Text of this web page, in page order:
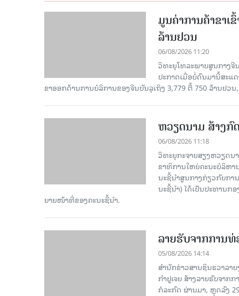
ມູນຄ່າການຄ້າຂາເ
ລ້ານຢວນ
06/08/2026 11:20
ວິທະຍຸໂທລະພາບສູນກາງຈີ
ປະກາດເມື່ອບໍ່ດົນມານີ້ສະແ
ຂາອອກດ້ານການບໍລິການຂອງຈີນບັນລຸເຖິງ 3,779 ຕື້ 750 ລ້ານຢວ
ຫວຽດນາມ ສ້າງກົ
06/08/2026 11:18
ວິທະຍຸກະຈາຍສຽງຫວຽດນ
ຂາ​ທິ​ການ​ໃຫຍ່​ຄະ​ນະ​ບໍ​ລິ​ຫ
ນະ​ຊີ້​ນຳ​ສູນ​ກາງ​ກ່ຽວ​ກັບ​ກາ
ນະ​ຊີ້​ນຳ) ໄດ້​ເປັນ​ປະ​ທານ
ຍາຍ​ໜ້າ​ທີ່​ຂອງ​ຄະ​ນະ​ຊີ້​ນຳ.
ລາຍຮັບຈາກການ
05/08/2026 14:14
ສຳນັກຂ່າວສານຊິນຮວາລາ
ກຳປູເຈຍ ສ້າງລາຍຮັບຈາກ
ກໍລະກົດ ຜ່ານມາ, ຫຼຸດລົງ